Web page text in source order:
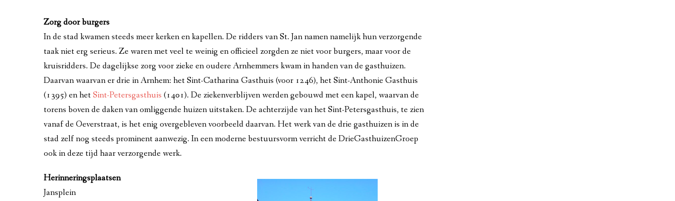
Zorg door burgers
In de stad kwamen steeds meer kerken en kapellen. De ridders van St. Jan namen namelijk hun verzorgende
taak niet erg serieus. Ze waren met veel te weinig en officieel zorgden ze niet voor burgers, maar voor de
kruisridders. De dagelijkse zorg voor zieke en oudere Arnhemmers kwam in handen van de gasthuizen.
Daarvan waarvan er drie in Arnhem: het Sint-Catharina Gasthuis (voor 1246), het Sint-Anthonie Gasthuis
(1395) en hetSint-Petersgasthuis (1401). De ziekenverblijven werden gebouwd met een kapel, waarvan de
torens boven de daken van omliggende huizen uitstaken. De achterzijde van het Sint-Petersgasthuis, te zien
vanaf de Oeverstraat, is het enig overgebleven voorbeeld daarvan. Het werk van de drie gasthuizen is in de
stad zelf nog steeds prominent aanwezig. In een moderne bestuursvorm verricht de DrieGasthuizenGroep
ook in deze tijd haar verzorgende werk.
Herinneringsplaatsen
Jansplein